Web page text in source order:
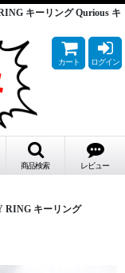
キーリング Qurious キ
カート ログイン
商品検索 レビュー
RING キーリング